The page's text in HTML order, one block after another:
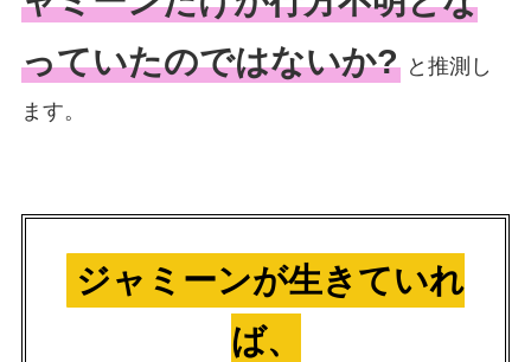
っていたのではないか?と推測し
ます。
ジャミーンが生きていれ
ば、